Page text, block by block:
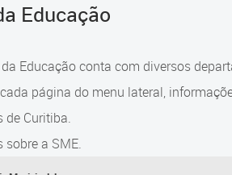
Educação
Educação conta com diversos
página do menu lateral,
de Curitiba.
sobre a SME.